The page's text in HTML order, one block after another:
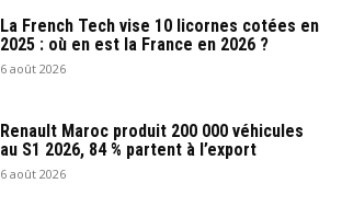
La French Tech vise 10 licornes cotées en
2025 : où en est la France en 2026 ?
6 août 2026
Renault Maroc produit 200 000 véhicules
au S1 2026, 84 % partent à l’export
6 août 2026